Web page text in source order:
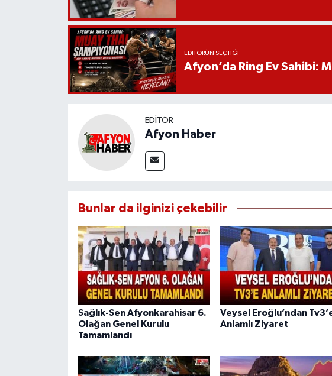
EDITÖRÜN SEÇTIĞI
Afyon’da Ring Ev Sahibi:
EDITÖR
Afyon Haber
Bunlar da ilginizi çekebilir
Sağlık-Sen Afyonkarahisar 6.
Olağan Genel Kurulu
Tamamlandı
Veysel Eroğlu’ndan
Anlamlı Ziyaret